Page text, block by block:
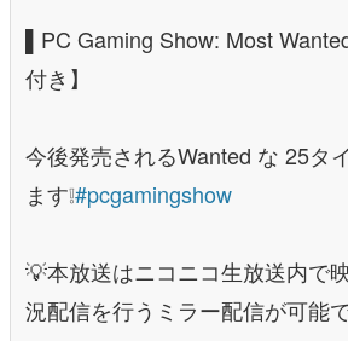
▌PC Gaming Show: Most
付き】
今後発売されるWanted な 25タ
ます❕#pcgamingshow
💡本放送はニコニコ生放送内で
況配信を行うミラー配信が可能